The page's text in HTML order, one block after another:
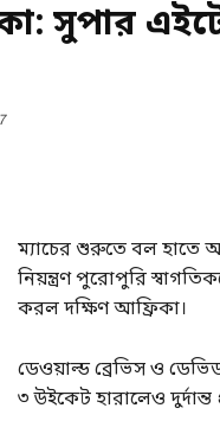
সুপার এইটে
ম্যাচের শুরুতে বল হাতে
নিয়ন্ত্রণ পুরোপুরি
করল দক্ষিণ আফ্রিকা।
ডেওয়াল্ড ব্রেভিস ও
৩ উইকেট হারালেও